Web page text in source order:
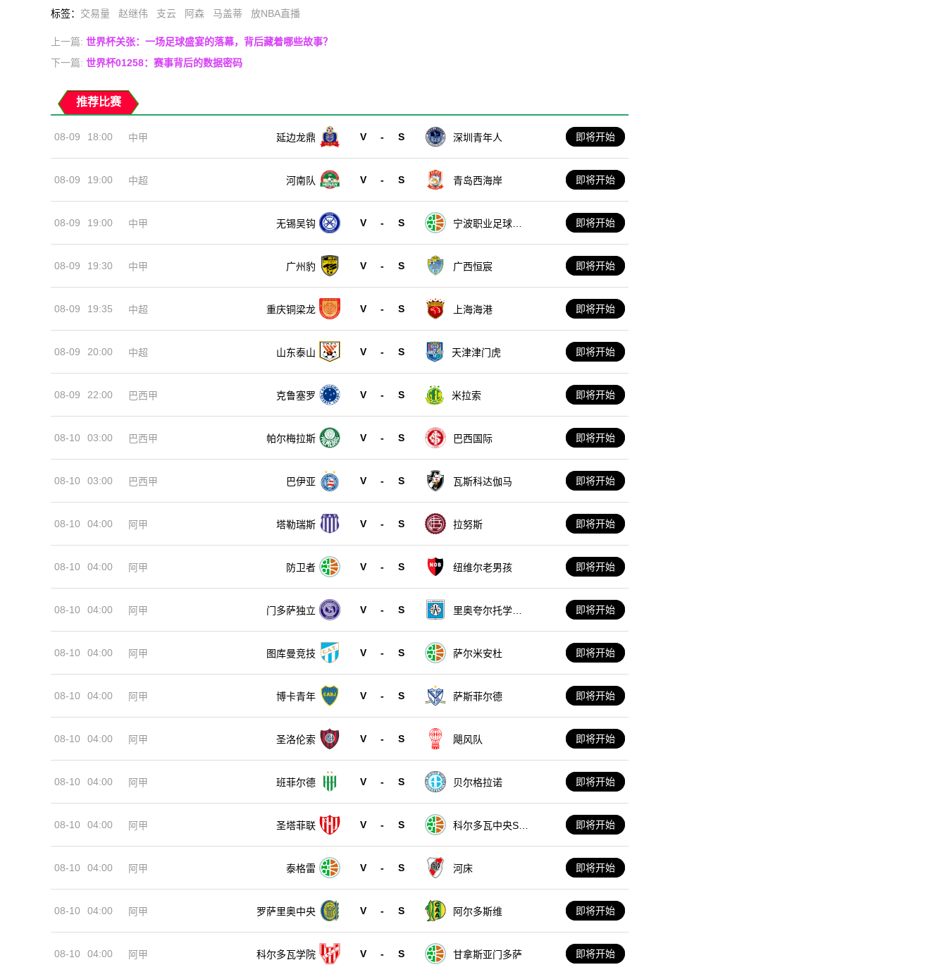
标签： 交易量 赵继伟 支云 阿森 马盖蒂 放NBA直播
上一篇: 世界杯关张：一场足球盛宴的落幕，背后藏着哪些故事？
下一篇: 世界杯01258：赛事背后的数据密码
推荐比赛
08-09 18:00 中甲 延边龙鼎 V - S 深圳青年人 即将开始
08-09 19:00 中超 河南队 V - S 青岛西海岸 即将开始
08-09 19:00 中甲 无锡吴钩 V - S
宁波职业足球俱
即将开始
08-09 19:30 中甲 广州豹 V - S 广西恒宸 即将开始
08-09 19:35 中超 重庆铜梁龙 V - S 上海海港 即将开始
08-09 20:00 中超 山东泰山 V - S 天津津门虎 即将开始
08-09 22:00 巴西甲 克鲁塞罗 V - S 米拉索 即将开始
08-10 03:00 巴西甲 帕尔梅拉斯 V - S 巴西国际 即将开始
08-10 03:00 巴西甲 巴伊亚 V - S 瓦斯科达伽马 即将开始
08-10 04:00 阿甲 塔勒瑞斯 V - S 拉努斯 即将开始
08-10 04:00 阿甲 防卫者 V - S 纽维尔老男孩 即将开始
08-10 04:00 阿甲 门多萨独立 V - S
里奥夸尔托学生
即将开始
08-10 04:00 阿甲 图库曼竞技 V - S 萨尔米安杜 即将开始
08-10 04:00 阿甲 博卡青年 V - S 萨斯菲尔德 即将开始
08-10 04:00 阿甲 圣洛伦索 V - S 飓风队 即将开始
08-10 04:00 阿甲 班菲尔德 V - S 贝尔格拉诺 即将开始
08-10 04:00 阿甲 圣塔菲联 V - S
科尔多瓦中央SD
即将开始
08-10 04:00 阿甲 泰格雷 V - S 河床 即将开始
08-10 04:00 阿甲 罗萨里奥中央 V - S 阿尔多斯维 即将开始
08-10 04:00 阿甲 科尔多瓦学院 V - S 甘拿斯亚门多萨 即将开始